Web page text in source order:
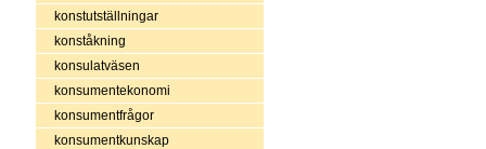
konstutställningar
konståkning
konsulatväsen
konsumentekonomi
konsumentfrågor
konsumentkunskap